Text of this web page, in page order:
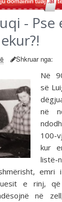
- Pse
Shkruar nga:
Në
së
në
100-
kur
listë-
e rinj,
në